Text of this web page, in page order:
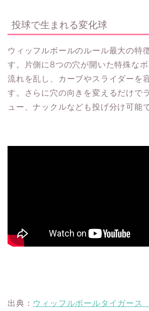
投球で生まれる変化球
ウィッフルボールのルール最大の特
す。片側に8つの穴が開いた特殊な
流れを乱し、カーブやスライダーを
す。さらに穴の向きを変えるだけで
ュー、ナックルなども投げ分け可能で
出典： ウィッフルボールタイガー